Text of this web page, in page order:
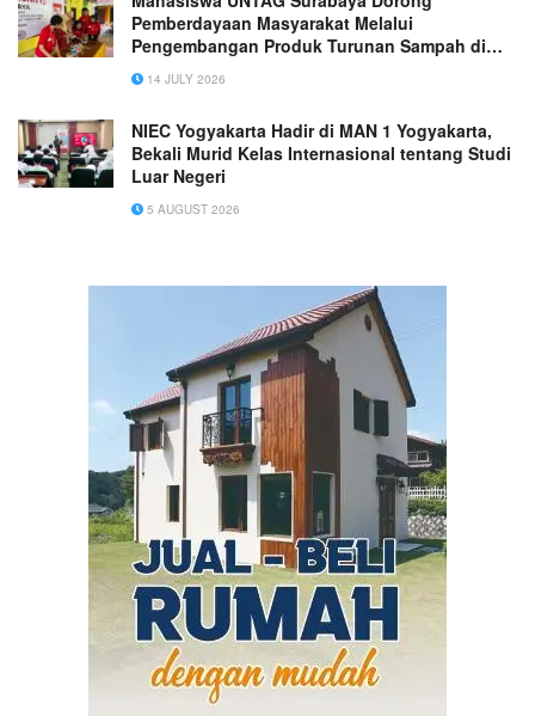
Pemberdayaan Masyarakat Melalui
Pengembangan Produk Turunan Sampah di
Desa Raci Kulon
14 JULY 2026
NIEC Yogyakarta Hadir di MAN 1 Yogyakarta,
Bekali Murid Kelas Internasional tentang Studi
Luar Negeri
5 AUGUST 2026